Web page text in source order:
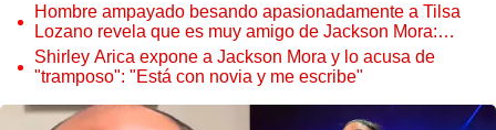
Hombre ampayado besando apasionadamente a Tilsa
Lozano revela que es muy amigo de Jackson Mora:
"Hemos entrenado años"
Shirley Arica expone a Jackson Mora y lo acusa de
"tramposo": "Está con novia y me escribe"